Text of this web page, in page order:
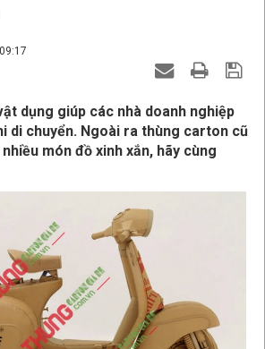
dụng giúp các nhà doanh nghiệp
di chuyển. Ngoài ra thùng carton cũ
món đồ xinh xắn, hãy cùng